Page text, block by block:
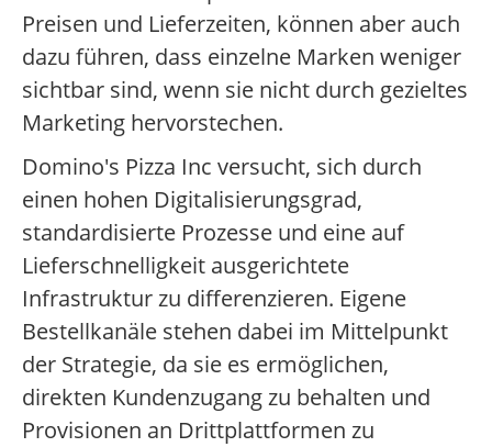
Preisen und Lieferzeiten, können aber auch
dazu führen, dass einzelne Marken weniger
sichtbar sind, wenn sie nicht durch gezieltes
Marketing hervorstechen.
Domino's Pizza Inc versucht, sich durch
einen hohen Digitalisierungsgrad,
standardisierte Prozesse und eine auf
Lieferschnelligkeit ausgerichtete
Infrastruktur zu differenzieren. Eigene
Bestellkanäle stehen dabei im Mittelpunkt
der Strategie, da sie es ermöglichen,
direkten Kundenzugang zu behalten und
Provisionen an Drittplattformen zu